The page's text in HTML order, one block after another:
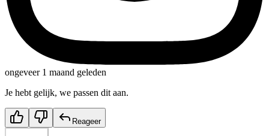
ongeveer 1 maand geleden
Je hebt gelijk, we passen dit aan.
Reageer